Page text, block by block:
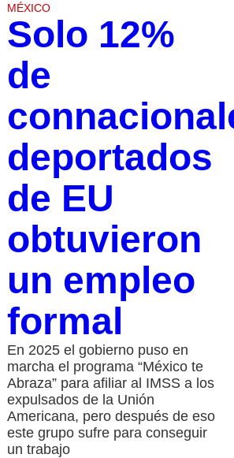
MÉXICO
Solo 12%
de
deportados
de EU
obtuvieron
un empleo
formal
En 2025 el gobierno puso en
marcha el programa “México te
Abraza” para afiliar al IMSS a los
expulsados de la Unión
Americana, pero después de eso
este grupo sufre para conseguir
un trabajo